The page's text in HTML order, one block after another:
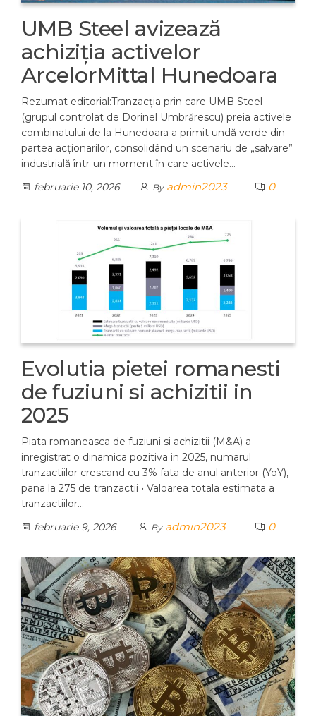
UMB Steel avizează
achiziția activelor
ArcelorMittal Hunedoara
Rezumat editorial:Tranzacția prin care UMB Steel
(grupul controlat de Dorinel Umbrărescu) preia activele
combinatului de la Hunedoara a primit undă verde din
partea acționarilor, consolidând un scenariu de „salvare”
industrială într-un moment în care activele…
februarie 10, 2026
By admin2023 0
Evolutia pietei romanesti
de fuziuni si achizitii in
2025
Piata romaneasca de fuziuni si achizitii (M&A) a
inregistrat o dinamica pozitiva in 2025, numarul
tranzactiilor crescand cu 3% fata de anul anterior (YoY),
pana la 275 de tranzactii • Valoarea totala estimata a
tranzactiilor…
februarie 9, 2026
By admin2023 0